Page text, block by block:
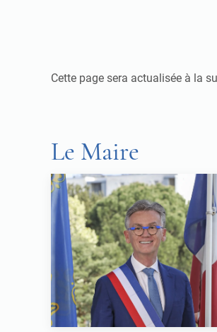
Cette page sera actualisée à la
Le Maire